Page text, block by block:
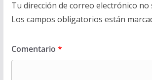
Tu dirección de correo electrónico no
Los campos obligatorios están
Comentario *